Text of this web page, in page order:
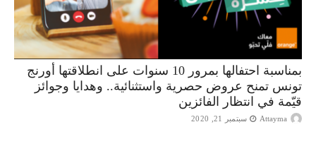
بمناسبة احتفالها بمرور 10 سنوات على انطلاقتها أورنج
تونس تمنح عروض حصرية واستثنائية.. وهدايا وجوائز
قيّمة في انتظار الفائزين
Attayma سبتمبر 21, 2020